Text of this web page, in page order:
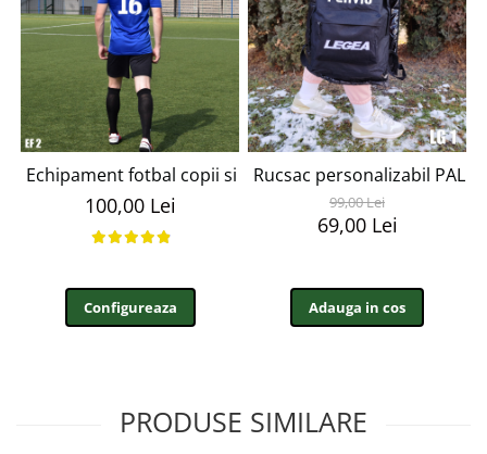
Echipament fotbal copii si adulti EF2
100,00 Lei
Configureaza
Rucsac personalizabil
99,00 Lei
69,00 Lei
Adauga in cos
PRODUSE SIMILARE